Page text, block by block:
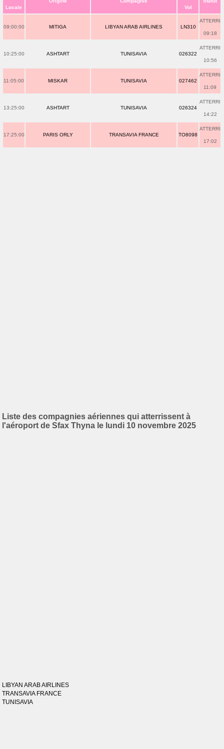
Locale Vol
09:00:00 MITIGA LIBYAN ARAB AIRLINES LN310
ATTERRI
09:18
10:25:00 ASHTART TUNISAVIA 026322
ATTERRI
10:56
11:05:00 MISKAR TUNISAVIA 027462
ATTERRI
11:09
13:25:00 ASHTART TUNISAVIA 026324
ATTERRI
14:22
17:25:00 PARIS ORLY TRANSAVIA FRANCE TO8098
ATTERRI
17:02
Liste des compagnies aériennes qui atterrissent à
l'aéroport de Sfax Thyna le lundi 10 novembre 2025
LIBYAN ARAB AIRLINES
TRANSAVIA FRANCE
TUNISAVIA